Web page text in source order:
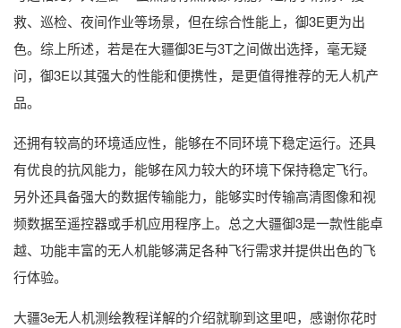
救、巡检、夜间作业等场景，但在综合性能上，御3E更为出
色。综上所述，若是在大疆御3E与3T之间做出选择，毫无疑
问，御3E以其强大的性能和便携性，是更值得推荐的无人机产
品。
还拥有较高的环境适应性，能够在不同环境下稳定运行。还具
有优良的抗风能力，能够在风力较大的环境下保持稳定飞行。
另外还具备强大的数据传输能力，能够实时传输高清图像和视
频数据至遥控器或手机应用程序上。总之大疆御3是一款性能卓
越、功能丰富的无人机能够满足各种飞行需求并提供出色的飞
行体验。
大疆3e无人机测绘教程详解的介绍就聊到这里吧，感谢你花时